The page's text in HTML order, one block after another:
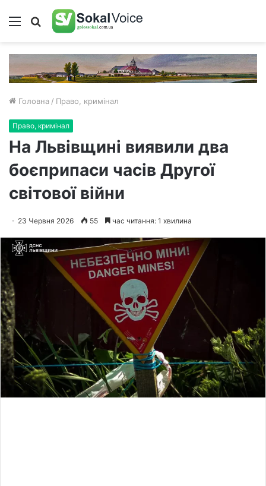
Меню Пошук
Головна / Право, кримінал
Право, кримінал
На Львівщині виявили два
боєприпаси часів Другої
світової війни
23 Червня 2026 55 час читання: 1 хвилина